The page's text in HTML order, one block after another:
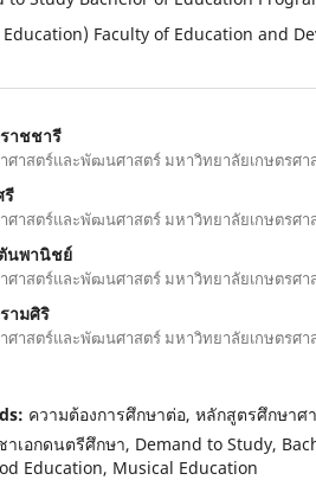
Faculty of Education and
าชชารี
าสตร์และพัฒนศาสตร์ มหาวิทยาลัยเกษตรศา
รี
าสตร์และพัฒนศาสตร์ มหาวิทยาลัยเกษตรศา
นพานิชย์
าสตร์และพัฒนศาสตร์ มหาวิทยาลัยเกษตรศา
ามศิริ
าสตร์และพัฒนศาสตร์ มหาวิทยาลัยเกษตรศา
ความต้องการศึกษาต่อ, หลักสูตรศึกษา
าเอกดนตรีศึกษา, Demand to Study,
Education, Musical Education